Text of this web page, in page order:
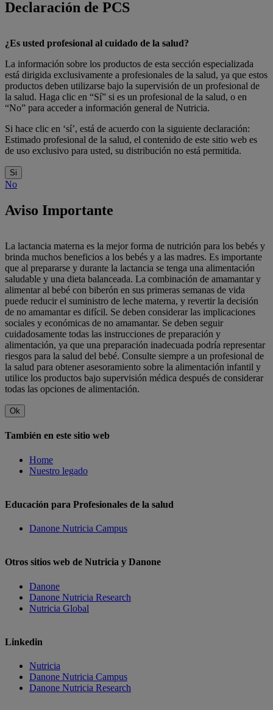
Declaración de PCS
¿Es usted profesional al cuidado de la salud?
La información sobre los productos de esta sección especializada
está dirigida exclusivamente a profesionales de la salud, ya que estos
productos deben utilizarse bajo la supervisión de un profesional de
la salud. Haga clic en “Sí” si es un profesional de la salud, o en
“No” para acceder a información general de Nutricia.
Si hace clic en ‘sí’, está de acuerdo con la siguiente declaración:
Estimado profesional de la salud, el contenido de este sitio web es
de uso exclusivo para usted, su distribución no está permitida.
Si
No
Aviso Importante
La lactancia materna es la mejor forma de nutrición para los bebés y
brinda muchos beneficios a los bebés y a las madres. Es importante
que al prepararse y durante la lactancia se tenga una alimentación
saludable y una dieta balanceada. La combinación de amamantar y
alimentar al bebé con biberón en sus primeras semanas de vida
puede reducir el suministro de leche materna, y revertir la decisión
de no amamantar es difícil. Se deben considerar las implicaciones
sociales y económicas de no amamantar. Se deben seguir
cuidadosamente todas las instrucciones de preparación y
alimentación, ya que una preparación inadecuada podría representar
riesgos para la salud del bebé. Consulte siempre a un profesional de
la salud para obtener asesoramiento sobre la alimentación infantil y
utilice los productos bajo supervisión médica después de considerar
todas las opciones de alimentación.
Ok
También en este sitio web
Home
Nuestro legado
Educación para Profesionales de la salud
Danone Nutricia Campus
Otros sitios web de Nutricia y Danone
Danone
Danone Nutricia Research
Nutricia Global
Linkedin
Nutricia
Danone Nutricia Campus
Danone Nutricia Research